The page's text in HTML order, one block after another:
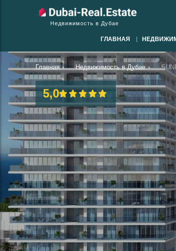
Недвижимость в Дубае
ГЛАВНАЯ
Главная › Недвижимость в Дубае ›
5,0